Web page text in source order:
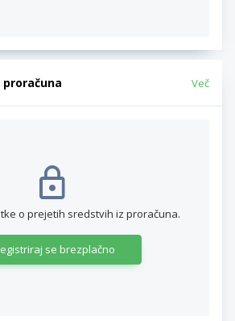
proračuna Več
o prejetih sredstvih iz proračuna.
se brezplačno